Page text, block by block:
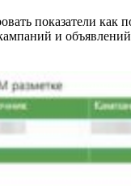
показатели как
и